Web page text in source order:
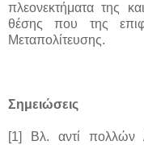
πλεονεκτήματα της
θέσης που της
Μεταπολίτευσης.
Σημειώσεις
[1] Βλ. αντί πολλών